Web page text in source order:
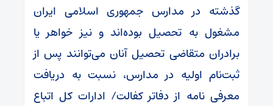
گذشته در مدارس جمهوری اسلامی ایران
مشغول به تحصیل بوده‌اند و نیز خواهر یا
برادران متقاضی تحصیل آنان می‌توانند پس از
ثبت‌نام اولیه در مدارس، نسبت به دریافت
معرفی نامه از دفاتر کفالت/ ادارات کل اتباع